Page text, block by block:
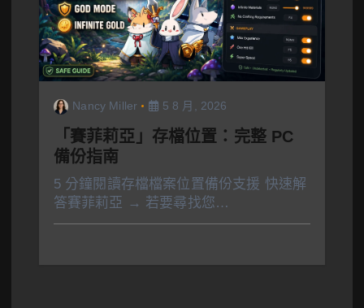
Nancy Miller 5 8 月, 2026
「賽菲莉亞」存檔位置：完整 PC
備份指南
5 分鐘閱讀存檔檔案位置備份支援 快速解
答賽菲莉亞 → 若要尋找您…